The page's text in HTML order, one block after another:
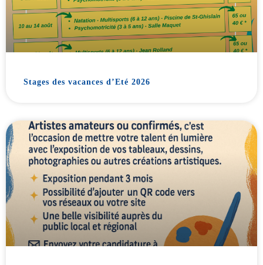
Stages des vacances d’Eté 2026